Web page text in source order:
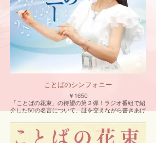
ことばのシンフォニー
￥1650
「ことばの花束」の待望の第２弾！ラジオ番組で紹
介した50の名言について、証を交えながら書きあげ